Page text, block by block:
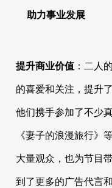
助力事业发展
提升商业价值：二人
的喜爱和关注，提升
他们携手参加了不少
《妻子的浪漫旅行》
大量观众，也为节目
到了更多的广告代言